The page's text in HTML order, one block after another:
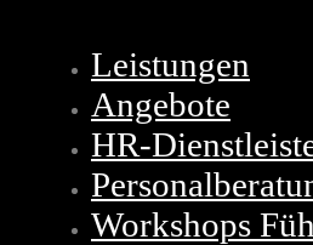
Leistungen
Angebote
HR-
Workshops